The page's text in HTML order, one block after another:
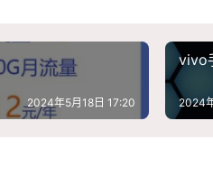
2024年5月18日 17:20
vivo
2024